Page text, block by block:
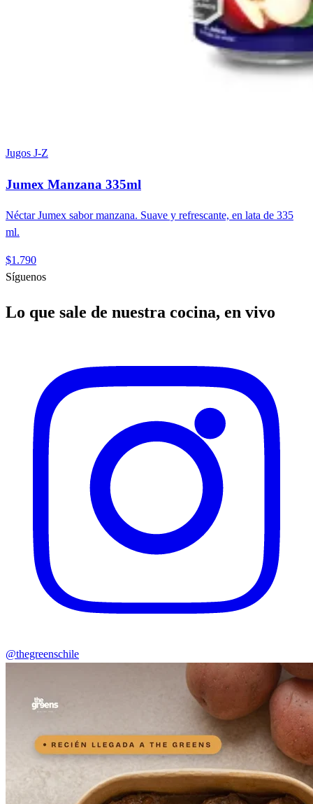
Jugos J-Z
Jumex Manzana 335ml
Néctar Jumex sabor manzana. Suave y refrescante, en lata de 335
ml.
$1.790
Síguenos
Lo que sale de nuestra cocina, en vivo
@thegreenschile